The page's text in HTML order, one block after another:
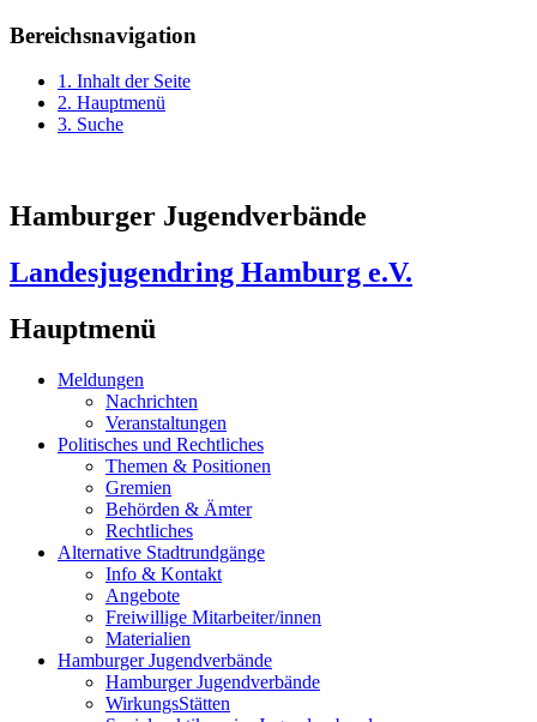
Bereichsnavigation
1. Inhalt der Seite
2. Hauptmenü
3. Suche
Hamburger Jugendverbände
Landesjugendring Hamburg e.V.
Hauptmenü
Meldungen
Nachrichten
Veranstaltungen
Politisches und Rechtliches
Themen & Positionen
Gremien
Behörden & Ämter
Rechtliches
Alternative Stadtrundgänge
Info & Kontakt
Angebote
Freiwillige Mitarbeiter/innen
Materialien
Hamburger Jugendverbände
Hamburger Jugendverbände
WirkungsStätten